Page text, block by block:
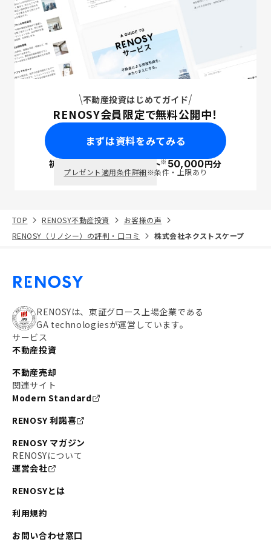
不動産投資はじめてガイド
RENOSY会員限定で無料公開中！
まずは資料をみてみる
初回面談で ポイント※50,000円分
プレゼント適用条件詳細※条件・上限あり
TOP RENOSY不動産投資
お客様の声
RENOSY（リノシー）の評判・口コミ
株式会社ネクストスケープ
RENOSYは、東証グロース上場企業である
GA technologiesが運営しています。
サービス
不動産投資
不動産売却
関連サイト
Modern Standard
RENOSY 利諾喜
RENOSY マガジン
RENOSYについて
運営会社
RENOSYとは
利用規約
お問い合わせ窓口